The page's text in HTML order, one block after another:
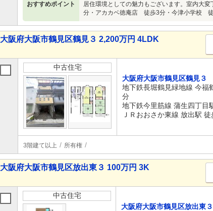
おすすめポイント
居住環境としての魅力もございます。室内大
分・アカカベ徳庵店 徒歩3分・今津小学校
大阪府大阪市鶴見区鶴見３ 2,200万円 4LDK
中古住宅
大阪府大阪市鶴見区鶴見３
地下鉄長堀鶴見緑地線 今福
分
地下鉄今里筋線 蒲生四丁目
ＪＲおおさか東線 放出駅
3階建て以上 所有権
大阪府大阪市鶴見区放出東３ 100万円 3K
中古住宅
大阪府大阪市鶴見区放出東３